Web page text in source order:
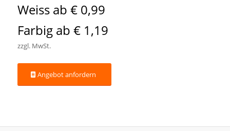
Weiss ab € 0,99
Farbig ab € 1,19
zzgl. MwSt.
Angebot anfordern